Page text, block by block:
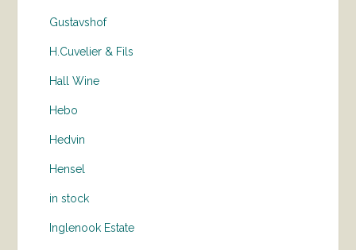
Gustavshof
H.Cuvelier & Fils
Hall Wine
Hebo
Hedvin
Hensel
in stock
Inglenook Estate